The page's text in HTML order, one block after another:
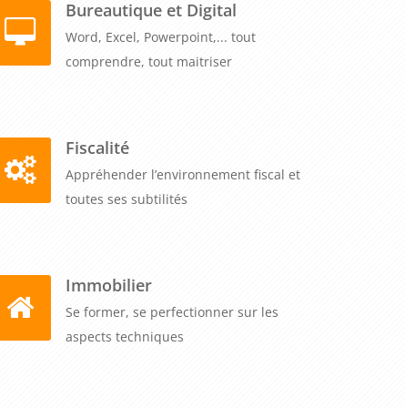
Bureautique et Digital
Word, Excel, Powerpoint,... tout
comprendre, tout maitriser
Fiscalité
Appréhender l’environnement fiscal et
toutes ses subtilités
Immobilier
Se former, se perfectionner sur les
aspects techniques